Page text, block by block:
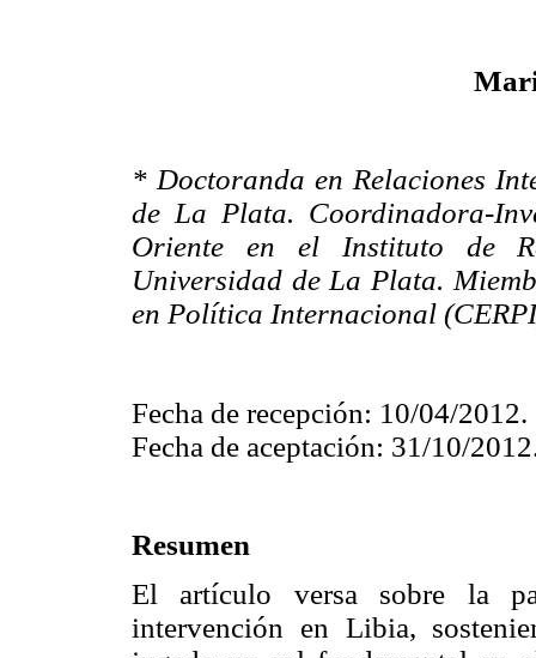
* Doctoranda en Relaciones
de La Plata. Coordinadora-
Oriente en el Instituto de
Universidad de La Plata.
en Política Internacional
Fecha de recepción: 10/04/2012.
Fecha de aceptación: 31/10/
Resumen
El artículo versa sobre la
intervención en Libia,